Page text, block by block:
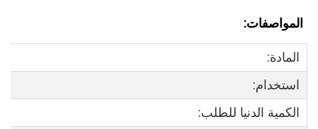
المواصفات:
المادة:
استخدام:
الكمية الدنيا للطلب: